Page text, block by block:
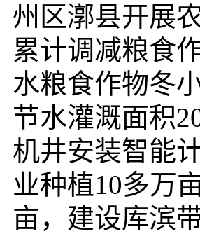
州区漷县开展
累计调减粮食
水粮食作物冬
节水灌溉面积
机井安装智能
业种植10多万
亩，建设库滨